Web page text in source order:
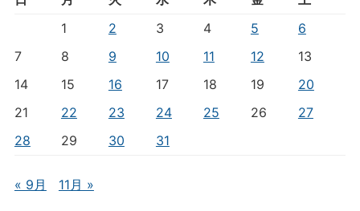
1
2 3 4 5
6
7
8 9 10 11 12
13
14
15 16 17 18 19
20
21
22 23 24 25 26
27
28
29 30 31
« 9月 11月 »